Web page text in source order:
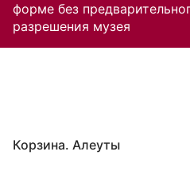
форме без
разрешения музея
Корзина. Алеуты